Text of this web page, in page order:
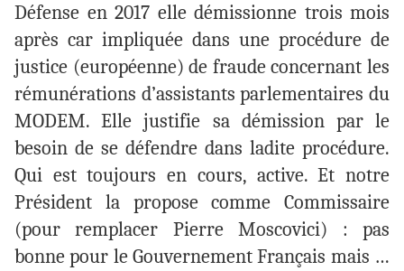
Défense en 2017 elle démissionne trois mois
après car impliquée dans une procédure de
justice (européenne) de fraude concernant les
rémunérations d’assistants parlementaires du
MODEM. Elle justifie sa démission par le
besoin de se défendre dans ladite procédure.
Qui est toujours en cours, active. Et notre
Président la propose comme Commissaire
(pour remplacer Pierre Moscovici) : pas
bonne pour le Gouvernement Français mais …